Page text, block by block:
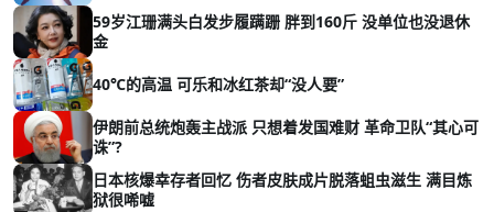
59岁江珊满头白发步履蹒跚 胖到160斤 没单位也没退休
金
40℃的高温 可乐和冰红茶却“没人要”
伊朗前总统炮轰主战派 只想着发国难财 革命卫队“其心可
诛”?
日本核爆幸存者回忆 伤者皮肤成片脱落蛆虫滋生 满目炼
狱很唏嘘